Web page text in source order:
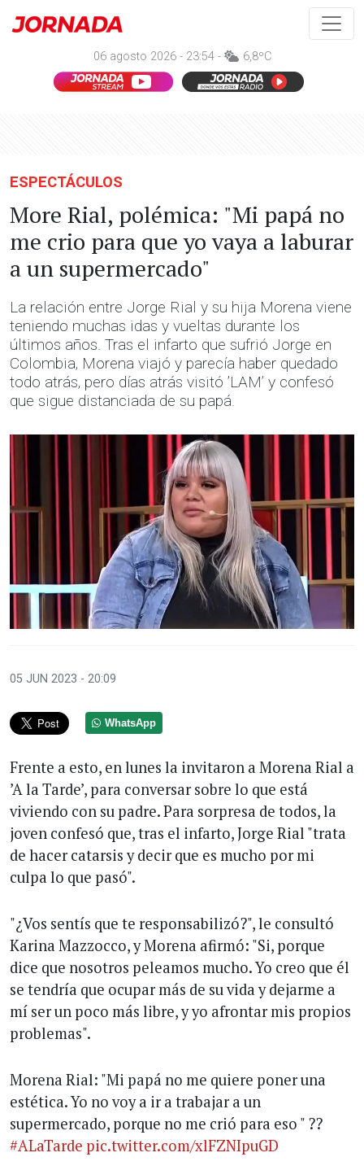
06 agosto 2026 - 23:54 - 6,8ºC
ESPECTÁCULOS
More Rial, polémica: "Mi papá no
me crio para que yo vaya a laburar
a un supermercado"
La relación entre Jorge Rial y su hija Morena viene
teniendo muchas idas y vueltas durante los
últimos años. Tras el infarto que sufrió Jorge en
Colombia, Morena viajó y parecía haber quedado
todo atrás, pero días atrás visitó ’LAM’ y confesó
que sigue distanciada de su papá.
05 JUN 2023 - 20:09
WhatsApp
Frente a esto, en lunes la invitaron a Morena Rial a
’A la Tarde’, para conversar sobre lo que está
viviendo con su padre. Para sorpresa de todos, la
joven confesó que, tras el infarto, Jorge Rial "trata
de hacer catarsis y decir que es mucho por mi
culpa lo que pasó".
"¿Vos sentís que te responsabilizó?", le consultó
Karina Mazzocco, y Morena afirmó: "Si, porque
dice que nosotros peleamos mucho. Yo creo que él
se tendría que ocupar más de su vida y dejarme a
mí ser un poco más libre, y yo afrontar mis propios
problemas".
Morena Rial: "Mi papá no me quiere poner una
estética. Yo no voy a ir a trabajar a un
supermercado, porque no me crió para eso " ??
#ALaTarde pic.twitter.com/xlFZNIpuGD